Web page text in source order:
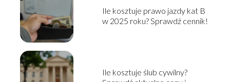
Ile kosztuje prawo jazdy kat B
w 2025 roku? Sprawdź cennik!
Ile kosztuje ślub cywilny?